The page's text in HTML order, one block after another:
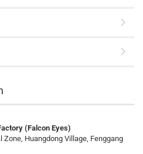
(Falcon Eyes)
Huangdong Village, Fenggang